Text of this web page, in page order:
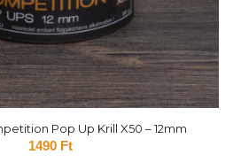
Pop Up Krill X50 – 12mm
1490 Ft